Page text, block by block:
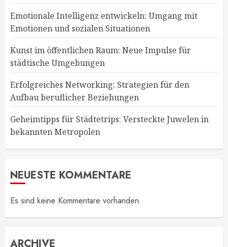
Emotionale Intelligenz entwickeln: Umgang mit
Emotionen und sozialen Situationen
Kunst im öffentlichen Raum: Neue Impulse für
städtische Umgebungen
Erfolgreiches Networking: Strategien für den
Aufbau beruflicher Beziehungen
Geheimtipps für Städtetrips: Versteckte Juwelen in
bekannten Metropolen
NEUESTE KOMMENTARE
Es sind keine Kommentare vorhanden.
ARCHIVE